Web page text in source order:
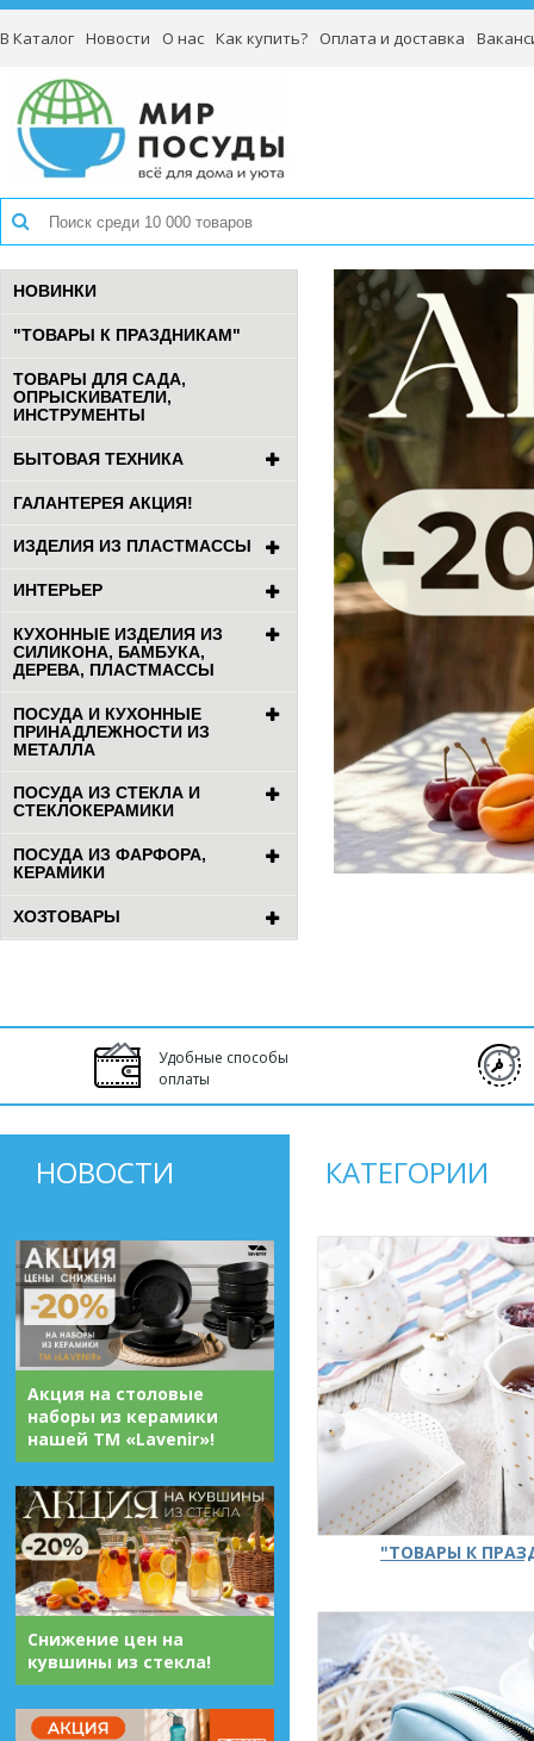
В Каталог Новости О нас Как купить? Оплата и доставка
НОВИНКИ
"ТОВАРЫ К ПРАЗДНИКАМ"
ТОВАРЫ ДЛЯ САДА,
ОПРЫСКИВАТЕЛИ,
ИНСТРУМЕНТЫ
БЫТОВАЯ ТЕХНИКА
ГАЛАНТЕРЕЯ АКЦИЯ!
ИЗДЕЛИЯ ИЗ ПЛАСТМАССЫ
ИНТЕРЬЕР
КУХОННЫЕ ИЗДЕЛИЯ ИЗ
СИЛИКОНА, БАМБУКА,
ДЕРЕВА, ПЛАСТМАССЫ
ПОСУДА И КУХОННЫЕ
ПРИНАДЛЕЖНОСТИ ИЗ
МЕТАЛЛА
ПОСУДА ИЗ СТЕКЛА И
СТЕКЛОКЕРАМИКИ
ПОСУДА ИЗ ФАРФОРА,
КЕРАМИКИ
ХОЗТОВАРЫ
Удобные способы
оплаты
НОВОСТИ
Акция на столовые
наборы из керамики
нашей ТМ «Lavenir»!
Снижение цен на
кувшины из стекла!
КАТЕГОРИИ
"ТОВАРЫ К